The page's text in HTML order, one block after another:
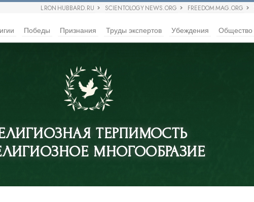
L RON HUBBARD.RU SCIENTOLOGY NEWS.ORG FREEDOM MAG.ORG
Победы Признания Труды экспертов Убеждения Общество
ТЕРПИМОСТЬ
МНОГООБРАЗИЕ